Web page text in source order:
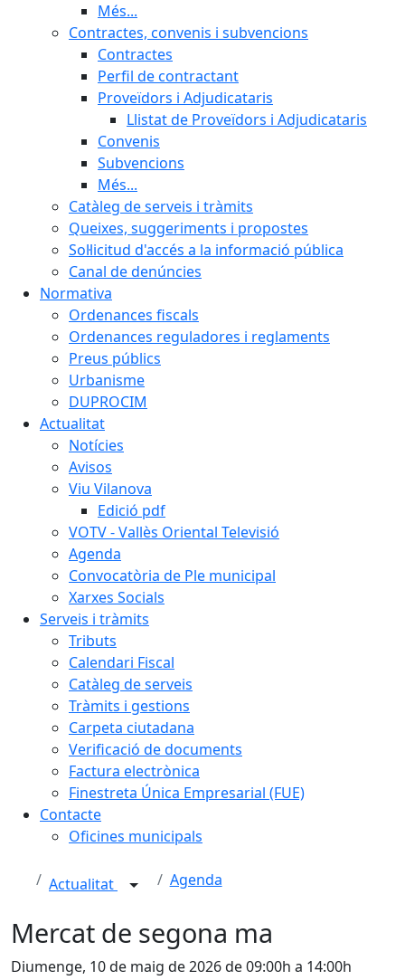
Més...
Contractes, convenis i subvencions
Contractes
Perfil de contractant
Proveïdors i Adjudicataris
Llistat de Proveïdors i Adjudicataris
Convenis
Subvencions
Més...
Catàleg de serveis i tràmits
Queixes, suggeriments i propostes
Sol·licitud d'accés a la informació pública
Canal de denúncies
Normativa
Ordenances fiscals
Ordenances reguladores i reglaments
Preus públics
Urbanisme
DUPROCIM
Actualitat
Notícies
Avisos
Viu Vilanova
Edició pdf
VOTV - Vallès Oriental Televisió
Agenda
Convocatòria de Ple municipal
Xarxes Socials
Serveis i tràmits
Tributs
Calendari Fiscal
Catàleg de serveis
Tràmits i gestions
Carpeta ciutadana
Verificació de documents
Factura electrònica
Finestreta Única Empresarial (FUE)
Contacte
Oficines municipals
Actualitat Agenda
Mercat de segona ma
Diumenge, 10 de maig de 2026 de 09:00h a 14:00h